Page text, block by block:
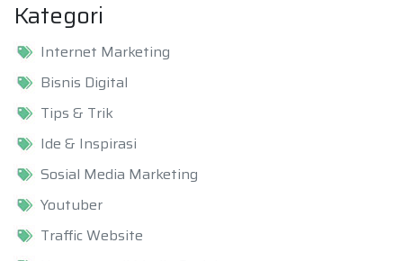
Kategori
Internet Marketing
Bisnis Digital
Tips & Trik
Ide & Inspirasi
Sosial Media Marketing
Youtuber
Traffic Website